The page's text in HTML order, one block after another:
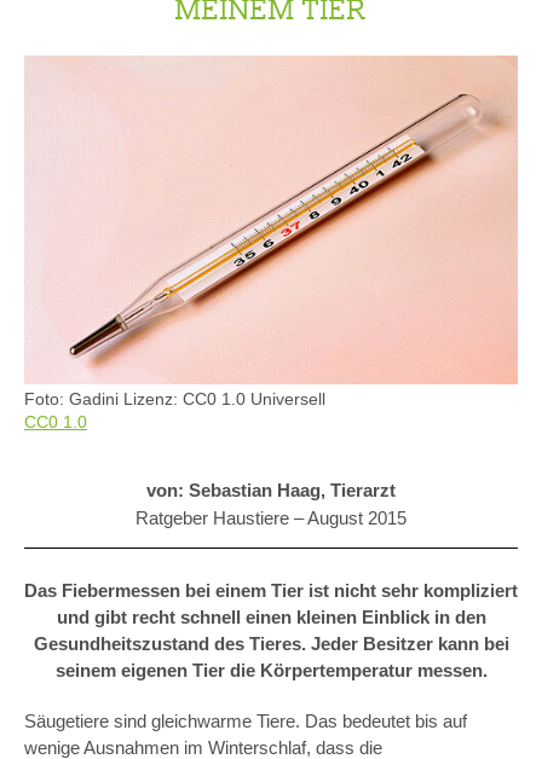
MEINEM TIER
Foto: Gadini Lizenz: CC0 1.0 Universell
CC0 1.0
von: Sebastian Haag, Tierarzt
Ratgeber Haustiere –August 2015
Das Fiebermessen bei einem Tier ist nicht sehr kompliziert
und gibt recht schnell einen kleinen Einblick in den
Gesundheitszustand des Tieres. Jeder Besitzer kann bei
seinem eigenen Tier die Körpertemperatur messen.
Säugetiere sind gleichwarme Tiere. Das bedeutet bis auf
wenige Ausnahmen im Winterschlaf, dass die